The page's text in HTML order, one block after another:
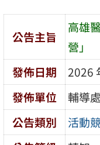
區
公告主旨
高雄
營」
發佈日期
2026
發佈單位
輔導處
公告類別
活動